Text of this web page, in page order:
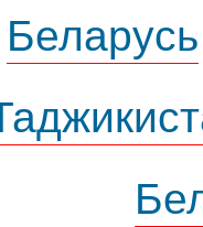
Беларусь